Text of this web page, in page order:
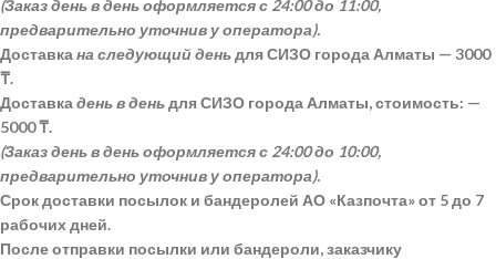
(Заказ день в день оформляется с 24:00 до 11:00,
предварительно уточнив у оператора).
Доставкана следующий деньдля СИЗО города Алматы — 3000
₸.
Доставкадень в деньдля СИЗО города Алматы, стоимость: —
5000 ₸.
(Заказ день в день оформляется с 24:00 до 10:00,
предварительно уточнив у оператора).
Срок доставки посылок и бандеролей АО «Казпочта» от 5 до 7
рабочих дней.
После отправки посылки или бандероли, заказчику